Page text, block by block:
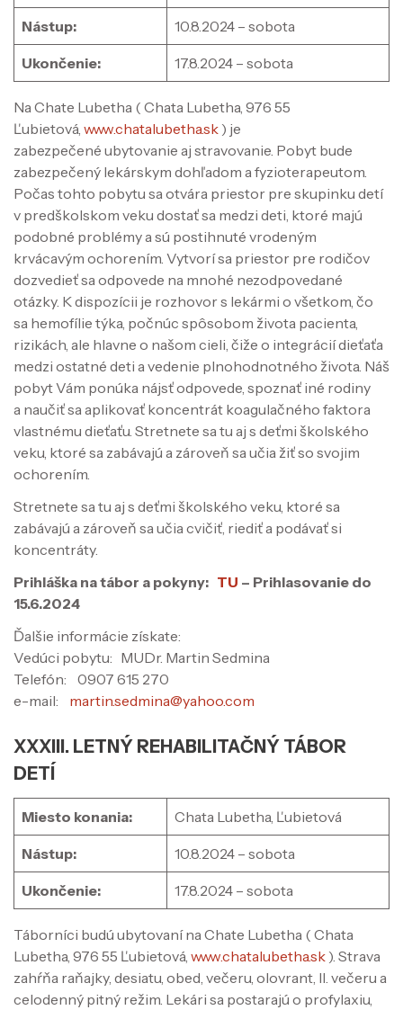
Nástup: 10.8.2024 – sobota
Ukončenie: 17.8.2024 – sobota
Na Chate Lubetha ( Chata Lubetha, 976 55
Ľubietová, www.chatalubetha.sk ) je
zabezpečené ubytovanie aj stravovanie. Pobyt bude
zabezpečený lekárskym dohľadom a fyzioterapeutom.
Počas tohto pobytu sa otvára priestor pre skupinku detí
v predškolskom veku dostať sa medzi deti, ktoré majú
podobné problémy a sú postihnuté vrodeným
krvácavým ochorením. Vytvorí sa priestor pre rodičov
dozvedieť sa odpovede na mnohé nezodpovedané
otázky. K dispozícii je rozhovor s lekármi o všetkom, čo
sa hemofílie týka, počnúc spôsobom života pacienta,
rizikách, ale hlavne o našom cieli, čiže o integrácií dieťaťa
medzi ostatné deti a vedenie plnohodnotného života. Náš
pobyt Vám ponúka nájsť odpovede, spoznať iné rodiny
a naučiť sa aplikovať koncentrát koagulačného faktora
vlastnému dieťaťu. Stretnete sa tu aj s deťmi školského
veku, ktoré sa zabávajú a zároveň sa učia žiť so svojim
ochorením.
Stretnete sa tu aj s deťmi školského veku, ktoré sa
zabávajú a zároveň sa učia cvičiť, riediť a podávať si
koncentráty.
Prihláška na tábor a pokyny: TU – Prihlasovanie do
15.6.2024
Ďalšie informácie získate:
Vedúci pobytu: MUDr. Martin Sedmina
Telefón: 0907 615 270
e-mail: martin.sedmina@yahoo.com
XXXIII. LETNÝ REHABILITAČNÝ TÁBOR
DETÍ
Miesto konania: Chata Lubetha, Ľubietová
Nástup: 10.8.2024 – sobota
Ukončenie: 17.8.2024 – sobota
Táborníci budú ubytovaní na Chate Lubetha ( Chata
Lubetha, 976 55 Ľubietová, www.chatalubetha.sk ). Strava
zahŕňa raňajky, desiatu, obed, večeru, olovrant, II. večeru a
celodenný pitný režim. Lekári sa postarajú o profylaxiu,